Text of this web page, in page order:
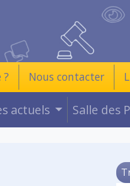
? Nous contacter
actuels Salle des